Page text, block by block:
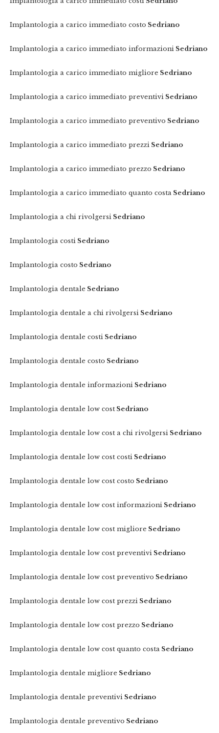
Implantologia a carico immediato costo Sedriano
Implantologia a carico immediato informazioni Sedriano
Implantologia a carico immediato migliore Sedriano
Implantologia a carico immediato preventivi Sedriano
Implantologia a carico immediato preventivo Sedriano
Implantologia a carico immediato prezzi Sedriano
Implantologia a carico immediato prezzo Sedriano
Implantologia a carico immediato quanto costa Sedriano
Implantologia a chi rivolgersi Sedriano
Implantologia costi Sedriano
Implantologia costo Sedriano
Implantologia dentale Sedriano
Implantologia dentale a chi rivolgersi Sedriano
Implantologia dentale costi Sedriano
Implantologia dentale costo Sedriano
Implantologia dentale informazioni Sedriano
Implantologia dentale low cost Sedriano
Implantologia dentale low cost a chi rivolgersi Sedriano
Implantologia dentale low cost costi Sedriano
Implantologia dentale low cost costo Sedriano
Implantologia dentale low cost informazioni Sedriano
Implantologia dentale low cost migliore Sedriano
Implantologia dentale low cost preventivi Sedriano
Implantologia dentale low cost preventivo Sedriano
Implantologia dentale low cost prezzi Sedriano
Implantologia dentale low cost prezzo Sedriano
Implantologia dentale low cost quanto costa Sedriano
Implantologia dentale migliore Sedriano
Implantologia dentale preventivi Sedriano
Implantologia dentale preventivo Sedriano